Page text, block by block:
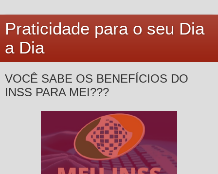
Praticidade para o seu Dia
a Dia
VOCÊ SABE OS BENEFÍCIOS DO
INSS PARA MEI???